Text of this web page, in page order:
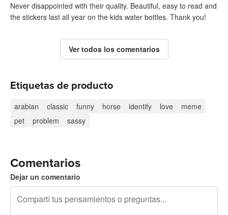
Never disappointed with their quality. Beautiful, easy to read and
the stickers last all year on the kids water bottles. Thank you!
Ver todos los comentarios
Etiquetas de producto
arabian classic funny horse identify love
meme
pet
problem sassy
Comentarios
Dejar un comentario